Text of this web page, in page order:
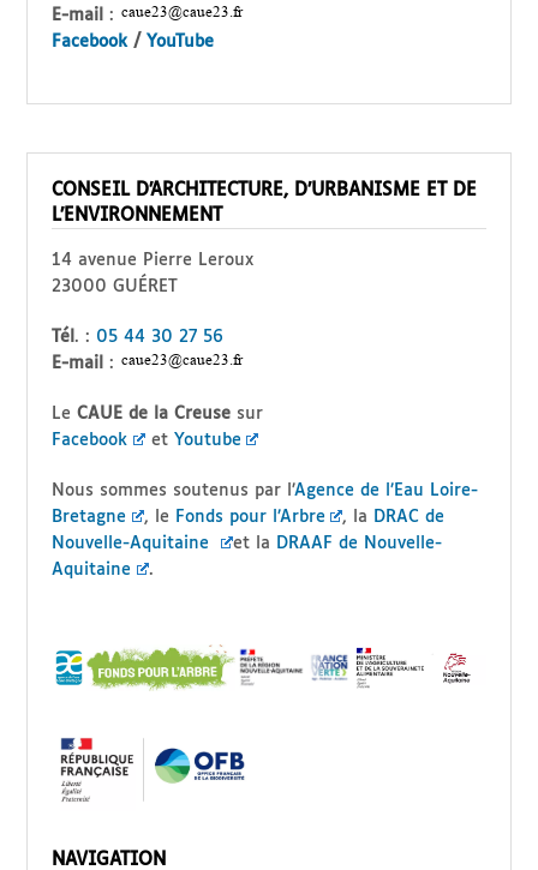
E-mail
:
Facebook/ YouTube
CONSEIL D’ARCHITECTURE, D’URBANISME ET DE
L’ENVIRONNEMENT
14 avenue Pierre Leroux
23000 GUÉRET
Tél. : 05 44 30 27 56
E-mail
:
LeCAUE de la Creuse sur
Facebook
et Youtube
Nous sommes soutenus par l’Agence de l’Eau Loire-
Bretagne
, le Fonds pour l’Arbre , la
DRAC de
Nouvelle-Aquitaine
et la
DRAAF de Nouvelle-
Aquitaine
.
NAVIGATION